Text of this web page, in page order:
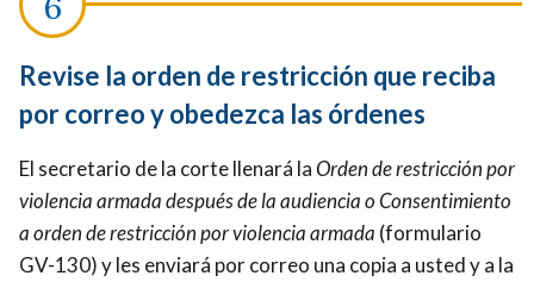
Revise la orden de restricción que reciba
por correo y obedezca las órdenes
El secretario de la corte llenará laOrden de restricción por
violencia armada después de la audiencia o Consentimiento
a orden de restricción por violencia armada (formulario
GV-130) y les enviará por correo una copia a usted y a la